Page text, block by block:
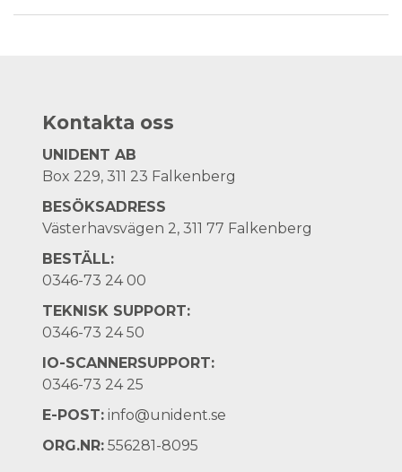
Kontakta oss
UNIDENT AB
Box 229, 311 23 Falkenberg
BESÖKSADRESS
Västerhavsvägen 2, 311 77 Falkenberg
BESTÄLL:
0346-73 24 00
TEKNISK SUPPORT:
0346-73 24 50
IO-SCANNERSUPPORT:
0346-73 24 25
E-POST: info@unident.se
ORG.NR: 556281-8095